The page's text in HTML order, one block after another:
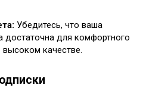
Убедитесь, что ваша
достаточна для комфортного
качестве.